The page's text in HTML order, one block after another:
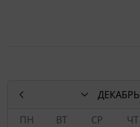
ДЕКАБРЬ
ПН
ВТ СР ЧТ